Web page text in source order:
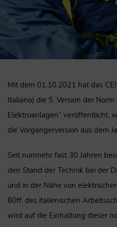
Mit dem 01.10.2021 hat das
Italiano) die 5. Version der
Elektroanlagen“ veröffentlicht,
die Vorgängerversion aus dem
Seit nunmehr fast 30 Jahren
den Stand der Technik bei der
und in der Nähe von
80ff. des italienischen
wird auf die Einhaltung dieser